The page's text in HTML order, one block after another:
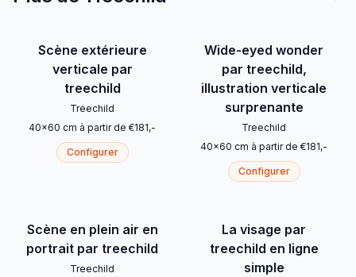
Scène extérieure
verticale par
treechild
Treechild
40x60 cm à partir de €181,-
Configurer
Wide-eyed wonder
par treechild,
illustration verticale
surprenante
Treechild
40x60 cm à partir de €181,-
Configurer
Scène en plein air en
portrait par treechild
Treechild
La visage par
treechild en ligne
simple